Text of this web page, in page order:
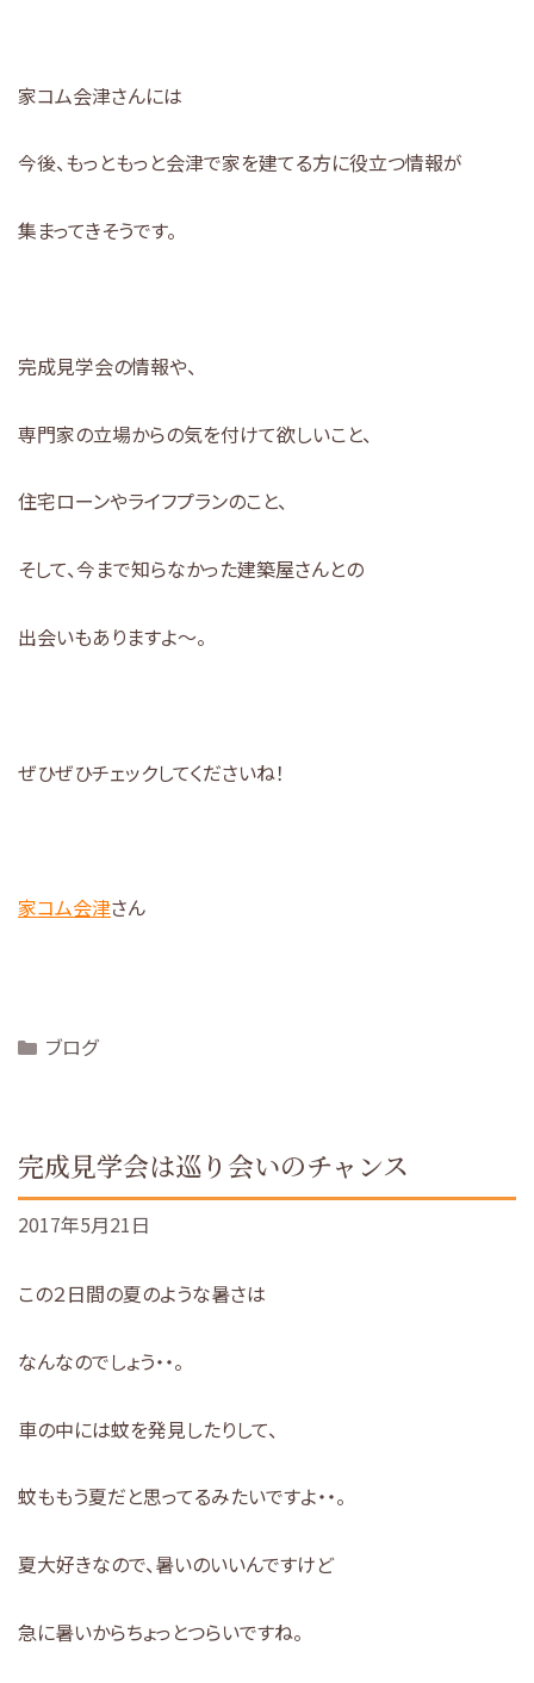
家コム会津さんには
今後、もっともっと会津で家を建てる方に役立つ情報が
集まってきそうです。
完成見学会の情報や、
専門家の立場からの気を付けて欲しいこと、
住宅ローンやライフプランのこと、
そして、今まで知らなかった建築屋さんとの
出会いもありますよ～。
ぜひぜひチェックしてくださいね！
家コム会津さん
Categories
ブログ
完成見学会は巡り会いのチャンス
2017年5月21日
この２日間の夏のような暑さは
なんなのでしょう・・。
車の中には蚊を発見したりして、
蚊ももう夏だと思ってるみたいですよ・・。
夏大好きなので、暑いのいいんですけど
急に暑いからちょっとつらいですね。